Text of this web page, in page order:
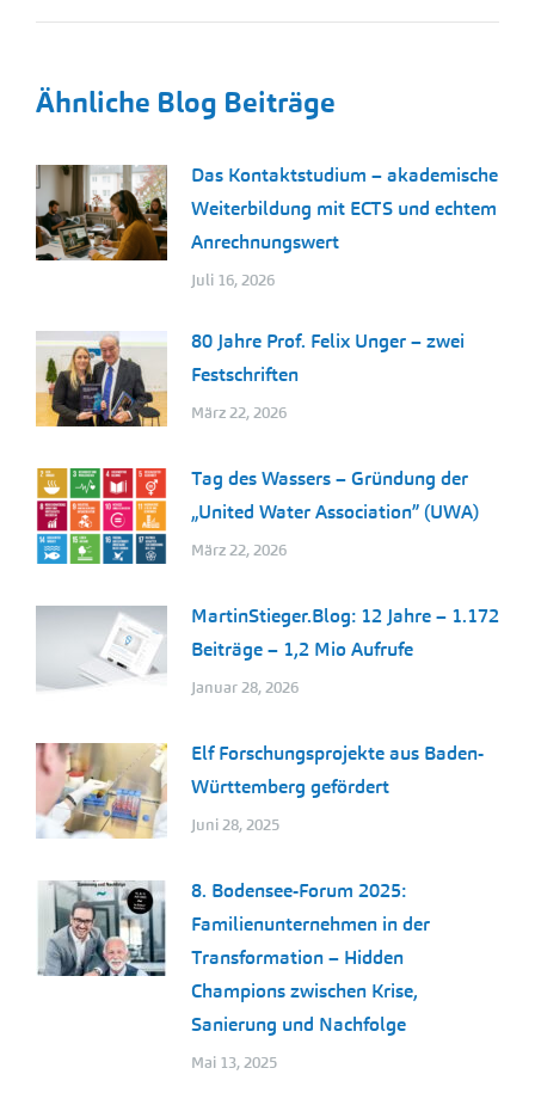
Ähnliche Blog Beiträge
Das Kontaktstudium – akademische
Weiterbildung mit ECTS und echtem
Anrechnungswert
Juli 16, 2026
80 Jahre Prof. Felix Unger – zwei
Festschriften
März 22, 2026
Tag des Wassers – Gründung der
„United Water Association” (UWA)
März 22, 2026
MartinStieger.Blog: 12 Jahre – 1.172
Beiträge – 1,2 Mio Aufrufe
Januar 28, 2026
Elf Forschungsprojekte aus Baden-
Württemberg gefördert
Juni 28, 2025
8. Bodensee-Forum 2025:
Familienunternehmen in der
Transformation – Hidden
Champions zwischen Krise,
Sanierung und Nachfolge
Mai 13, 2025